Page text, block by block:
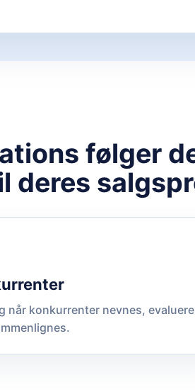
følger
deres
når konkurrenter nevnes,